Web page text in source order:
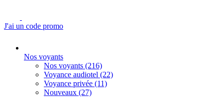
J'ai un code promo
Nos voyants
Nos voyants (216)
Voyance audiotel (22)
Voyance privée (11)
Nouveaux (27)